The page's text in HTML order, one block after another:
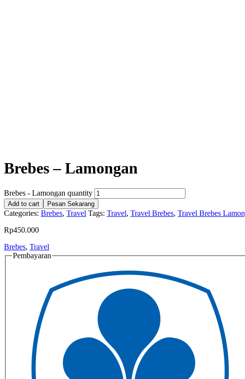
Brebes – Lamongan
Brebes - Lamongan quantity
Add to cart Pesan Sekarang
Categories: Brebes, Travel Tags: Travel, Travel Brebes, Travel Brebes
Rp450.000
Brebes, Travel
Pembayaran